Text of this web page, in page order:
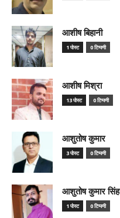
आशीष बिहानी
1 पोस्ट 0 टिप्पणी
आशीष मिश्रा
13 पोस्ट 0 टिप्पणी
आशुतोष कुमार
3 पोस्ट 0 टिप्पणी
आशुतोष कुमार सिंह
1 पोस्ट 0 टिप्पणी